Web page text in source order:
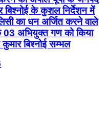
के कुशल निर्देशन में
का धन अर्जित करने वाले
के 03 अभियुक्त गण को किया
बिश्नोई सम्भल